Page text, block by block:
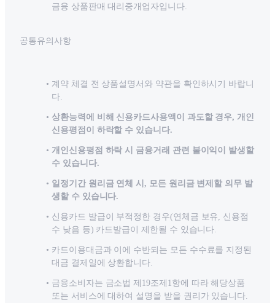
금융 상품판매 대리중개업자입니다.
공통유의사항
계약 체결 전 상품설명서와 약관을 확인하시기 바랍니
다.
상환능력에 비해 신용카드사용액이 과도할 경우, 개인
신용평점이 하락할 수 있습니다.
개인신용평점 하락 시 금융거래 관련 불이익이 발생할
수 있습니다.
일정기간 원리금 연체 시, 모든 원리금 변제할 의무 발
생할 수 있습니다.
신용카드 발급이 부적정한 경우(연체금 보유, 신용점
수 낮음 등) 카드발급이 제한될 수 있습니다.
카드이용대금과 이에 수반되는 모든 수수료를 지정된
대금 결제일에 상환합니다.
금융소비자는 금소법 제19조제1항에 따라 해당상품
또는 서비스에 대하여 설명을 받을 권리가 있습니다.